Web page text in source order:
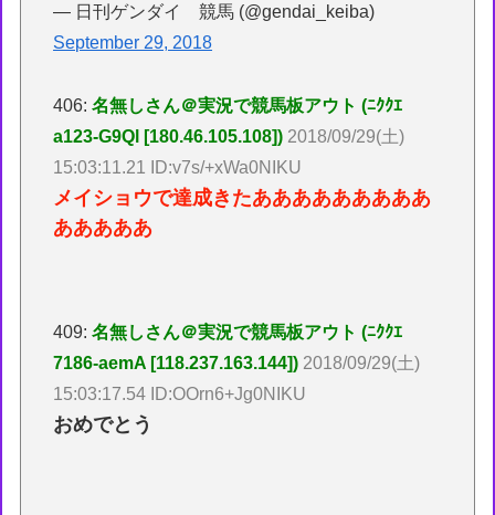
— 日刊ゲンダイ 競馬 (@gendai_keiba)
September 29, 2018
406:名無しさん＠実況で競馬板アウト (ﾆｸｸｴ
a123-G9Ql [180.46.105.108]) 2018/09/29(土)
15:03:11.21 ID:v7s/+xWa0NIKU
メイショウで達成きたあああああああああ
あああああ
409:名無しさん＠実況で競馬板アウト (ﾆｸｸｴ
7186-aemA [118.237.163.144]) 2018/09/29(土)
15:03:17.54 ID:OOrn6+Jg0NIKU
おめでとう